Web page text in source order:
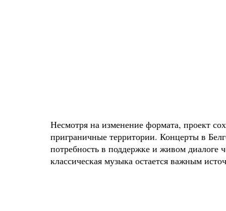
Несмотря на изменение формата, проект
приграничные территории. Концерты в
потребность в поддержке и живом диалоге
классическая музыка остается важным